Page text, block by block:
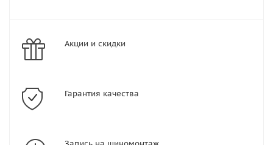
Акции и скидки
Гарантия качества